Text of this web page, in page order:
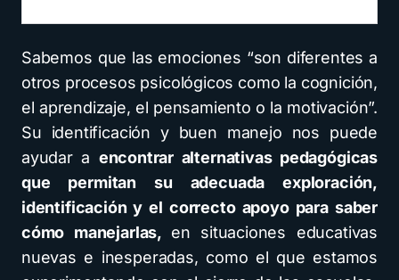
Sabemos que las emociones “son diferentes a
otros procesos psicológicos como la cognición,
el aprendizaje, el pensamiento o la motivación”.
Su identificación y buen manejo nos puede
ayudar a encontrar alternativas pedagógicas
que permitan su adecuada exploración,
identificación y el correcto apoyo para saber
cómo manejarlas, en situaciones educativas
nuevas e inesperadas, como el que estamos